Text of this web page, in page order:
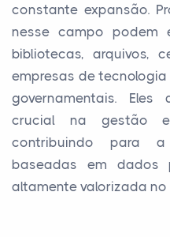
constante expansão.
nesse campo podem
bibliotecas, arquivos,
empresas de
governamentais. Eles
crucial na gestão
contribuindo para
baseadas em dados
altamente valorizada